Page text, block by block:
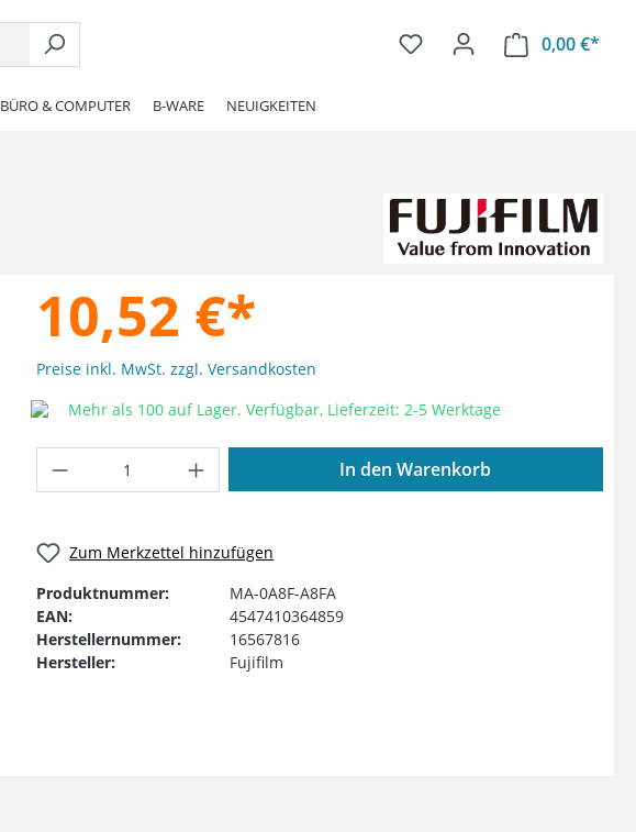
0,00 €*
BÜRO & COMPUTER B-WARE NEUIGKEITEN
10,52 €*
Preise inkl. MwSt. zzgl. Versandkosten
Mehr als 100 auf Lager. Verfügbar, Lieferzeit: 2-5 Werktage
Produkt Anzahl: Gib den gewünschten Wert
In den Warenkorb
Zum Merkzettel hinzufügen
Produktnummer:
MA-0A8F-A8FA
EAN:
4547410364859
Herstellernummer:
16567816
Hersteller:
Fujifilm